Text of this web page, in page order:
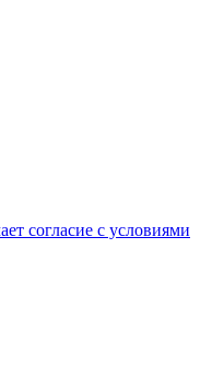
согласие с условиями